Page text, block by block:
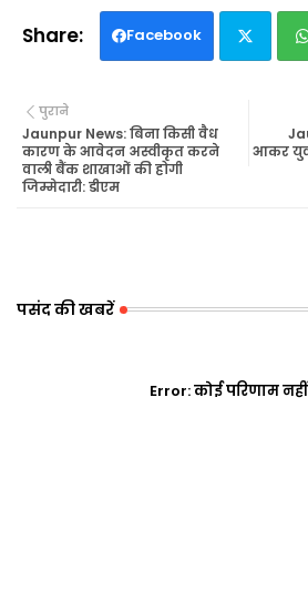
Facebook
आकर
पुराने
Jaunpur News: बिना किसी वैध
कारण के आवेदन अस्वीकृत करने
वाली बैंक शाखाओं की होगी
जिम्मेदारी: डीएम
पसंद की खबरें
Error:कोई परिणाम